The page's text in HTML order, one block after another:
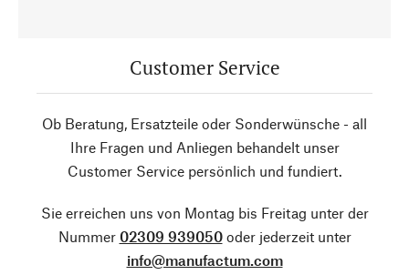
Customer Service
Ob Beratung, Ersatzteile oder Sonderwünsche - all
Ihre Fragen und Anliegen behandelt unser
Customer Service persönlich und fundiert.
Sie erreichen uns von Montag bis Freitag unter der
Nummer 02309 939050oder jederzeit unter
info@manufactum.com